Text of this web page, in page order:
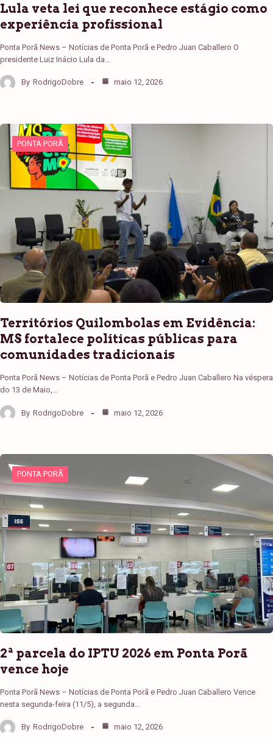
Lula veta lei que reconhece estágio como
experiência profissional
Ponta Porã News – Notícias de Ponta Porã e Pedro Juan Caballero O
presidente Luiz Inácio Lula da…
By RodrigoDobre maio 12, 2026
PONTA PORÃ
Territórios Quilombolas em Evidência:
MS fortalece políticas públicas para
comunidades tradicionais
Ponta Porã News – Notícias de Ponta Porã e Pedro Juan Caballero Na véspera
do 13 de Maio,…
By RodrigoDobre maio 12, 2026
PONTA PORÃ
2ª parcela do IPTU 2026 em Ponta Porã
vence hoje
Ponta Porã News – Notícias de Ponta Porã e Pedro Juan Caballero Vence
nesta segunda-feira (11/5), a segunda…
By RodrigoDobre maio 12, 2026